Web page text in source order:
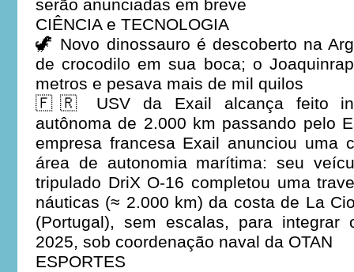
serão anunciadas em breve
CIÊNCIA e TECNOLOGIA
🦖 Novo dinossauro é descoberto na
de crocodilo em sua boca; o
metros e pesava mais de mil quilos
🇫🇷 USV da Exail alcança feito
autônoma de 2.000 km passando pelo
empresa francesa Exail anunciou uma
área de autonomia marítima: seu
tripulado DriX O-16 completou uma
náuticas (≈ 2.000 km) da costa de La
(Portugal), sem escalas, para integrar
2025, sob coordenação naval da OTAN
ESPORTES